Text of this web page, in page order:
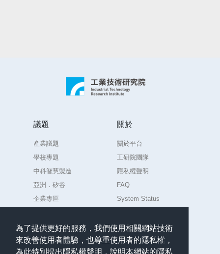
為了提供更好的服務，我們使用相關網站技術
來改善使用者體驗，也尊重使用者的隱私權，
為此特別提出隱私權聲明，說明本網站的隱私
議題
產業議題
學校專題
中科智慧製造
亞洲．矽谷
企業專區
關於
關於平台
工研院團隊
隱私權聲明
FAQ
System Status
聯絡